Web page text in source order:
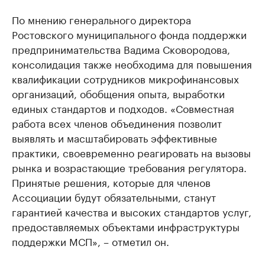
По мнению генерального директора
Ростовского муниципального фонда поддержки
предпринимательства Вадима Сковородова,
консолидация также необходима для повышения
квалификации сотрудников микрофинансовых
оргaнизaций, обобщения опыта, выработки
eдиных стандартов и подходов. «Совместная
работа всех членов объединения позволит
выявлять и масштабировать эффективные
практики, своевременно реагировать на вызовы
рынка и возрастающие требования регулятора.
Принятые решения, которые для членов
Aссоциации будут обязательными, станут
гарантией качества и высоких стандартов услуг,
предоставляемых объектами инфраструктуры
поддержки МСП», – отметил он.